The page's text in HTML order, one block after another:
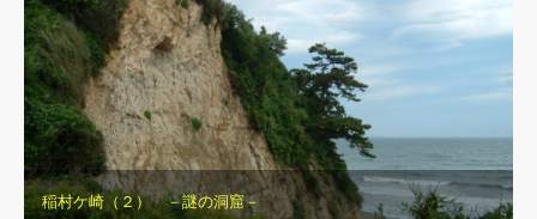
稲村ケ崎（２） －謎の洞窟－